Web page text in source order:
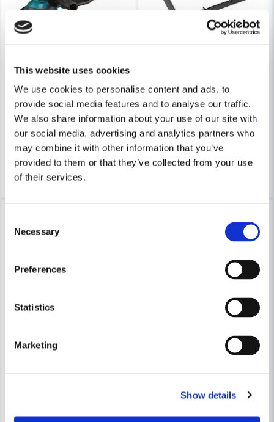
This website uses cookies
We use cookies to personalise content and ads, to
provide social media features and to analyse our traffic.
We also share information about your use of our site with
our social media, advertising and analytics partners who
may combine it with other information that you’ve
provided to them or that they’ve collected from your use
of their services.
Selection
Necessary
Preferences
Statistics
Marketing
Show details
MAKITA POWERTOOLS
Makita BO6050J Excenterslip 750W (150mm)
5 308 kr
4 795 kr
Leveranstid ifrån leverantör ca
3-7 arbetsdagar
Köp
Makita 193072-3 Slipram
2 111 kr
1 430 kr
Leveranstid ifrån leverantör ca
3-7 arbetsdagar
Köp
Köp
3-7 arbetsdagar
Köp